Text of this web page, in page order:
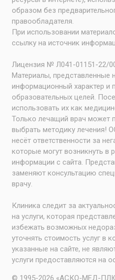
образом без
правообладателя.
При использовании
ссылку на источник
Лицензия № Л041-01151-22/
Материалы, представленные
информационный характер и
образовательных целей.
использовать их как
Только лечащий врач может
выбрать методику
несёт ответственности за
которые могут возникнуть в
информации с сайта.
заменяют консультацию
врачу.
Клиника следит за
на услуги, которая
избежать возможных
уточнять стоимость услуг в
указанные на сайте, не
услуги предоставляются на
© 1995-2026 «АСКО-МЕД-